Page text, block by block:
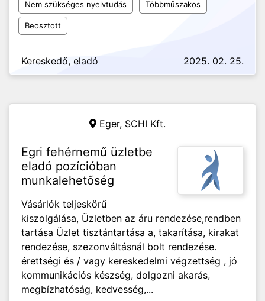
Nem szükséges nyelvtudás Többműszakos
Beosztott
Kereskedő, eladó 2025. 02. 25.
Eger, SCHI Kft.
Egri fehérnemű üzletbe
eladó pozícióban
munkalehetőség
Vásárlók teljeskörű
kiszolgálása, Üzletben az áru rendezése,rendben
tartása Üzlet tisztántartása a, takarítása, kirakat
rendezése, szezonváltásnál bolt rendezése.
érettségi és / vagy kereskedelmi végzettség , jó
kommunikációs készség, dolgozni akarás,
megbízhatóság, kedvesség,...